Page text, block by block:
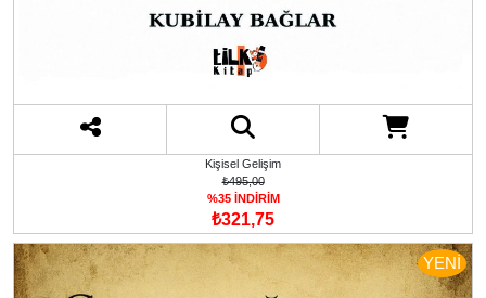
Kişisel Gelişim
₺495,00
%35 İNDİRİM
₺321,75
YENİ